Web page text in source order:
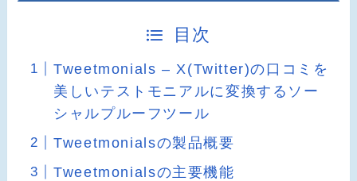
目次
Tweetmonials – X(Twitter)の口コミを
美しいテストモニアルに変換するソー
シャルプルーフツール
Tweetmonialsの製品概要
Tweetmonialsの主要機能